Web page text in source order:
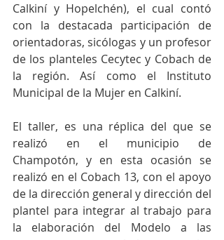
Calkiní y Hopelchén), el cual contó
con la destacada participación de
orientadoras, sicólogas y un profesor
de los planteles Cecytec y Cobach de
la región. Así como el Instituto
Municipal de la Mujer en Calkiní.
El taller, es una réplica del que se
realizó en el municipio de
Champotón, y en esta ocasión se
realizó en el Cobach 13, con el apoyo
de la dirección general y dirección del
plantel para integrar al trabajo para
la elaboración del Modelo a las